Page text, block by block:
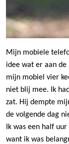
Mijn mobiele
idee wat er aan de
mijn mobiel vier
niet blij mee. Ik
zat. Hij dempte
de volgende dag
Ik was een half
want ik was